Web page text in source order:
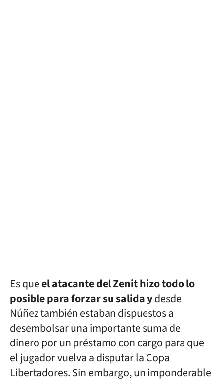
Es queel atacante del Zenit hizo todo lo
posible para forzar su salida ydesde
Núñez también estaban dispuestos a
desembolsar una importante suma de
dinero por un préstamo con cargo para que
el jugador vuelva a disputar la Copa
Libertadores. Sin embargo, un imponderable